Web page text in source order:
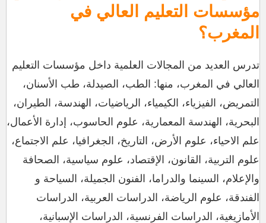
مؤسسات التعليم العالي في
المغرب؟
تدرس العديد من المجالات العلمية داخل مؤسسات التعليم
العالي في المغرب، منها: الطب، الصيدلة، طب الأسنان،
التمريض، الفيزياء، الكيمياء، الرياضيات، الهندسة، الطيران،
البحرية، الهندسة المعمارية، علوم الحاسوب، إدارة الأعمال،
علم الاحياء، علوم الأرض، التاريخ، الجغرافيا، علم الاجتماع،
علوم التربية، القانون، الإقتصاد، علوم سياسية، الصحافة
والإعلام، السينما والدراما، الفنون الجميلة، السياحة و
الفندقة، علوم الرياضة، الدراسات العربية، الدراسات
الأمازيغية، الدراسات الفرنسية، الدراسات الإسبانية،